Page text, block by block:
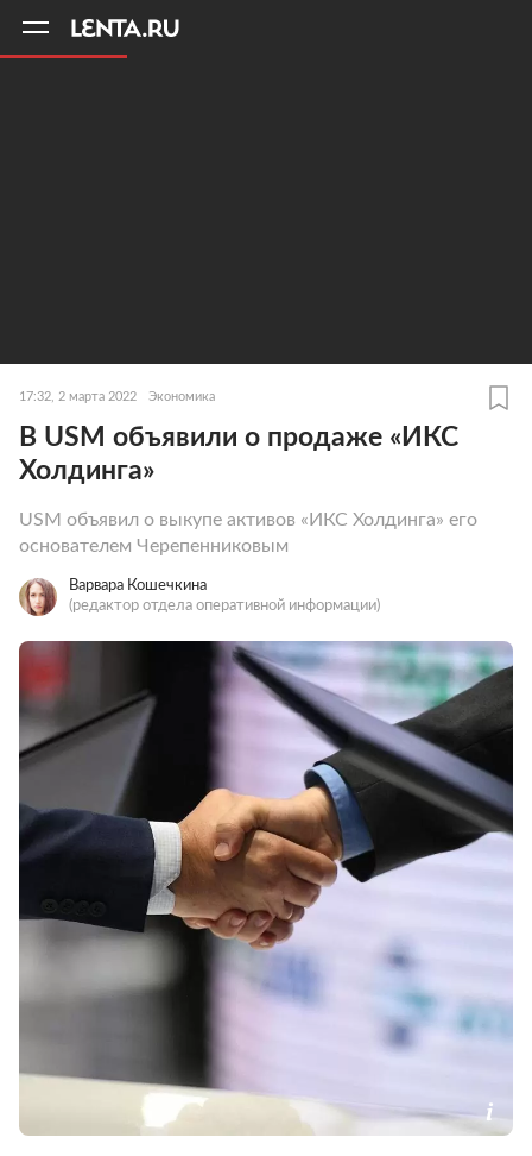
17:32, 2 марта 2022 Экономика
В USM объявили о продаже «ИКС
Холдинга»
USM объявил о выкупе активов «ИКС Холдинга» его
основателем Черепенниковым
Варвара Кошечкина
(редактор отдела оперативной информации)